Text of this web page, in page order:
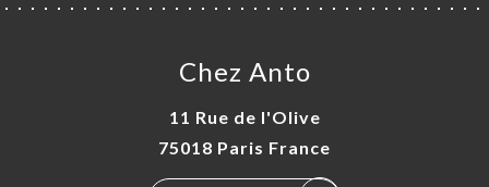
Chez Anto
11 Rue de l'Olive
75018 Paris France